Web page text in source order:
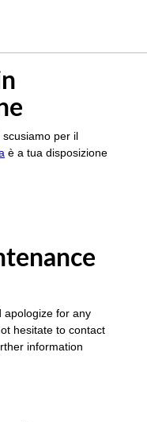
per il
è a tua disposizione
apologize for any
hesitate to contact
information